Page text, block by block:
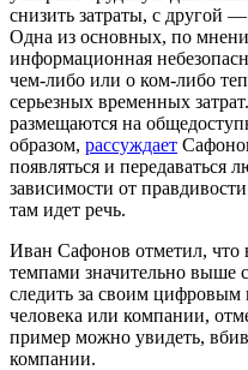
снизить затраты, с другой
Одна из основных, по
информационная
чем-либо или о ком-либо
серьезных временных
размещаются на
образом, рассуждает
появляться и передаваться
зависимости от
там идет речь.
Иван Сафонов отметил, что
темпами значительно выше
следить за своим
человека или компании,
пример можно увидеть,
компании.